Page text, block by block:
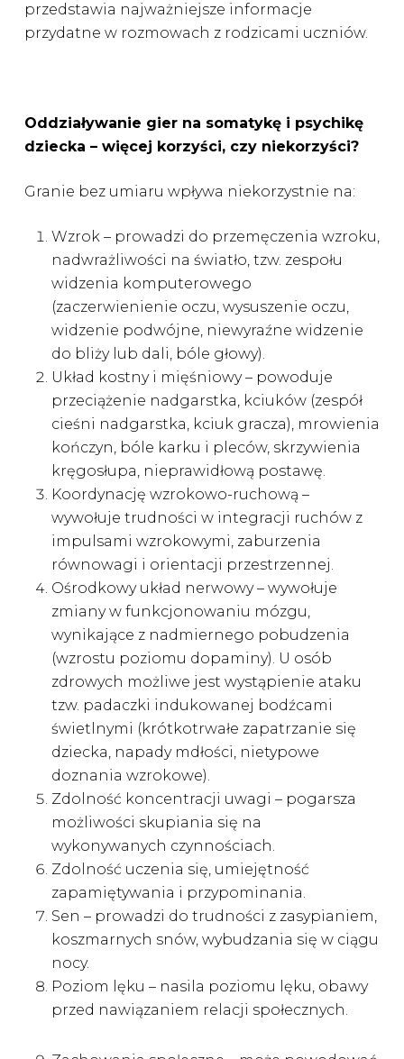
przedstawia najważniejsze informacje
przydatne w rozmowach z rodzicami uczniów.
Oddziaływanie gier na somatykę i psychikę
dziecka – więcej korzyści, czy niekorzyści?
Granie bez umiaru wpływa niekorzystnie na:
Wzrok – prowadzi do przemęczenia wzroku,
nadwrażliwości na światło, tzw. zespołu
widzenia komputerowego
(zaczerwienienie oczu, wysuszenie oczu,
widzenie podwójne, niewyraźne widzenie
do bliży lub dali, bóle głowy).
Układ kostny i mięśniowy – powoduje
przeciążenie nadgarstka, kciuków (zespół
cieśni nadgarstka, kciuk gracza), mrowienia
kończyn, bóle karku i pleców, skrzywienia
kręgosłupa, nieprawidłową postawę.
Koordynację wzrokowo-ruchową –
wywołuje trudności w integracji ruchów z
impulsami wzrokowymi, zaburzenia
równowagi i orientacji przestrzennej.
Ośrodkowy układ nerwowy – wywołuje
zmiany w funkcjonowaniu mózgu,
wynikające z nadmiernego pobudzenia
(wzrostu poziomu dopaminy). U osób
zdrowych możliwe jest wystąpienie ataku
tzw. padaczki indukowanej bodźcami
świetlnymi (krótkotrwałe zapatrzanie się
dziecka, napady mdłości, nietypowe
doznania wzrokowe).
Zdolność koncentracji uwagi – pogarsza
możliwości skupiania się na
wykonywanych czynnościach.
Zdolność uczenia się, umiejętność
zapamiętywania i przypominania.
Sen – prowadzi do trudności z zasypianiem,
koszmarnych snów, wybudzania się w ciągu
nocy.
Poziom lęku – nasila poziomu lęku, obawy
przed nawiązaniem relacji społecznych.